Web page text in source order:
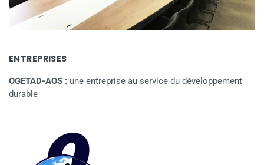
ENTREPRISES
OGETAD-AOS : une entreprise au service du développement
durable